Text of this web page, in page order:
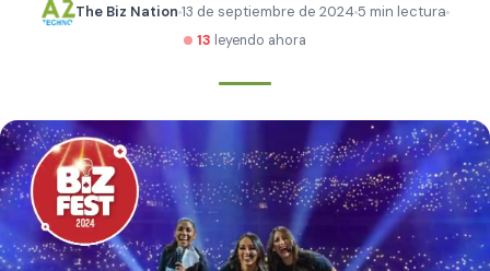
The Biz Nation 13 de septiembre de 2024 5 min lectura
13 leyendo ahora